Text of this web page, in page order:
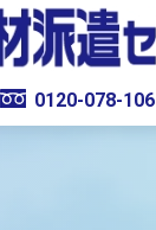
0120-078-106